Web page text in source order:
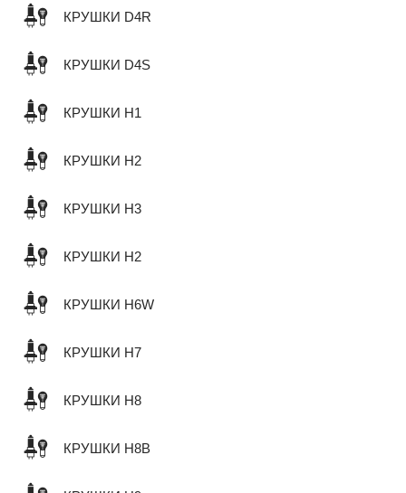
КРУШКИ D4R
КРУШКИ D4S
КРУШКИ H1
КРУШКИ H2
КРУШКИ H3
КРУШКИ H2
КРУШКИ H6W
КРУШКИ H7
КРУШКИ H8
КРУШКИ H8B